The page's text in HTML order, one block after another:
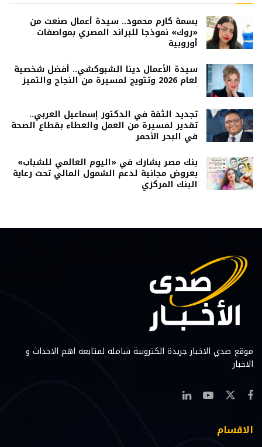
بسمة كارم محمود.. سيدة أعمال صنعت من
«روك» نموذجا للبراند المصري بمواصفات
أوروبية
سيدة الأعمال دينا الشبوكشي.. أفضل شخصية
لعام 2026 وتتويج لمسيرة من النجاح والتميز
تجديد الثقة في الدكتور إسماعيل العربي..
تقدير لمسيرة من العمل والعطاء بقطاع الصحة
في البحر الأحمر
بنك مصر يشارك في «اليوم العالمي للشباب»
بعروض مجانية لدعم الشمول المالي تحت رعاية
البنك المركزي
موقع صدي الاخبار جريدة الكترونية شامله لمتابعه اهم الاحداث و
الاخبار
الاقسام